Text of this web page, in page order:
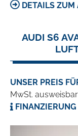
DETAILS
AUDI S6
UNSER PREIS
MwSt. ausweisbar